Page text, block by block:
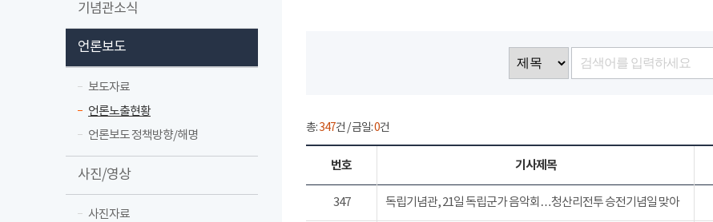
기념관소식
언론보도
보도자료
언론노출현황
언론보도 정책방향/해명
사진/영상
사진자료
총:347건 / 금일:0건
번호 기사제목
347 독립기념관, 21일 독립군가 음악회…청산리전투 승전기념일 맞아